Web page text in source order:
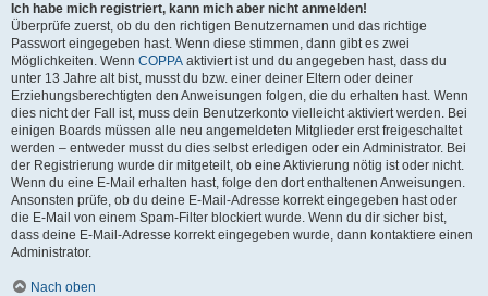
Ich habe mich registriert, kann mich aber nicht anmelden!
Überprüfe zuerst, ob du den richtigen Benutzernamen und das richtige
Passwort eingegeben hast. Wenn diese stimmen, dann gibt es zwei
Möglichkeiten. Wenn COPPA aktiviert ist und du angegeben hast, dass du
unter 13 Jahre alt bist, musst du bzw. einer deiner Eltern oder deiner
Erziehungsberechtigten den Anweisungen folgen, die du erhalten hast. Wenn
dies nicht der Fall ist, muss dein Benutzerkonto vielleicht aktiviert werden. Bei
einigen Boards müssen alle neu angemeldeten Mitglieder erst freigeschaltet
werden – entweder musst du dies selbst erledigen oder ein Administrator. Bei
der Registrierung wurde dir mitgeteilt, ob eine Aktivierung nötig ist oder nicht.
Wenn du eine E-Mail erhalten hast, folge den dort enthaltenen Anweisungen.
Ansonsten prüfe, ob du deine E-Mail-Adresse korrekt eingegeben hast oder
die E-Mail von einem Spam-Filter blockiert wurde. Wenn du dir sicher bist,
dass deine E-Mail-Adresse korrekt eingegeben wurde, dann kontaktiere einen
Administrator.
Nach oben